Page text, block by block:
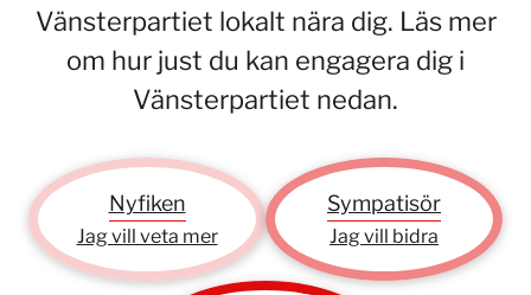
Vänsterpartiet lokalt nära dig. Läs mer
om hur just du kan engagera dig i
Vänsterpartiet nedan.
Nyfiken
Jag vill veta mer
Sympatisör
Jag vill bidra